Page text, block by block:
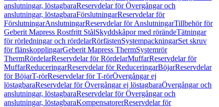
anslutningar, löstagbaraReservdelar för Övergångar och
anslutningar, löstagbaraFörslutningarReservdelar för
FörslutningarAnslutningarReservdelar för AnslutningarTillbehör för
Geberit Mapress Rostfritt StålSkyddskåpor med rörändeTätningar
för rörledningar och rördelarRörfästenSystempackningarSet skruv
för flänskopplingarGeberit Mapress ThermSystemrör
ThermRördelarReservdelar för RördelarMuffarReservdelar för
MuffarReduceringarReservdelar för ReduceringarBöjarReservdelar
för BöjarT-rörReservdelar för T-rörÖvergångar ej
löstagbaraReservdelar för Övergångar ej löstagbaraÖvergångar och
anslutningar, löstagbaraReservdelar för Övergångar och
anslutningar, löstagbaraKompensatorerReservdelar för